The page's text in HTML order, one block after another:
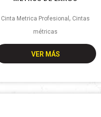
Cinta Metrica Profesional, Cintas
métricas
VER MÁS